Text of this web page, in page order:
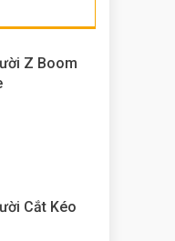
Z Boom
Cắt Kéo